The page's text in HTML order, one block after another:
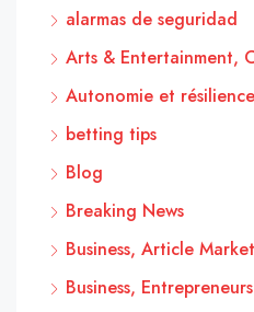
alarmas de seguridad
Arts & Entertainment,
Autonomie et résilience
betting tips
Blog
Breaking News
Business, Article
Business, Entrepreneurs